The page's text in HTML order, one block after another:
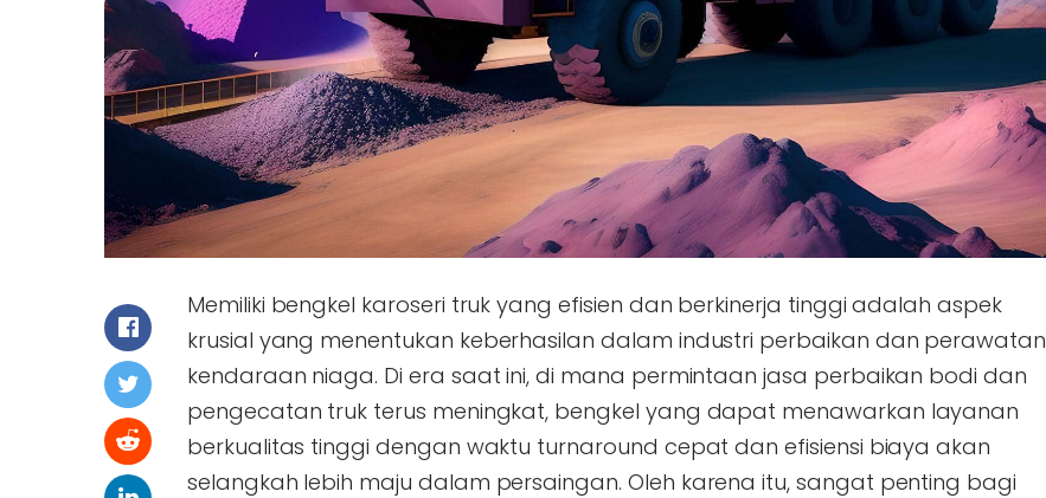
Memiliki bengkel karoseri truk yang efisien dan berkinerja tinggi adalah aspek
krusial yang menentukan keberhasilan dalam industri perbaikan dan perawatan
kendaraan niaga. Di era saat ini, di mana permintaan jasa perbaikan bodi dan
pengecatan truk terus meningkat, bengkel yang dapat menawarkan layanan
berkualitas tinggi dengan waktu turnaround cepat dan efisiensi biaya akan
selangkah lebih maju dalam persaingan. Oleh karena itu, sangat penting bagi